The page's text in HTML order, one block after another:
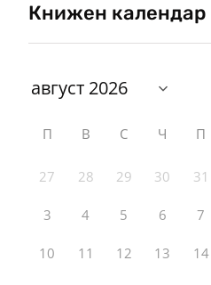
Книжен календар
П В С Ч П
27 28 29 30 31
3 4 5 6 7
10 11 12 13 14